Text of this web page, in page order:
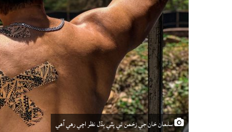
سلمان خان جي زخمن تي پٽي ٻڌل نظر اچي رهي آهي